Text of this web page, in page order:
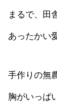
まるで、田
あったかい
手作りの無
胸がいっぱ